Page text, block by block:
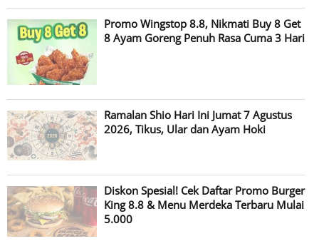
Promo Wingstop 8.8, Nikmati Buy 8 Get
8 Ayam Goreng Penuh Rasa Cuma 3 Hari
Ramalan Shio Hari Ini Jumat 7 Agustus
2026, Tikus, Ular dan Ayam Hoki
Diskon Spesial! Cek Daftar Promo Burger
King 8.8 & Menu Merdeka Terbaru Mulai
5.000